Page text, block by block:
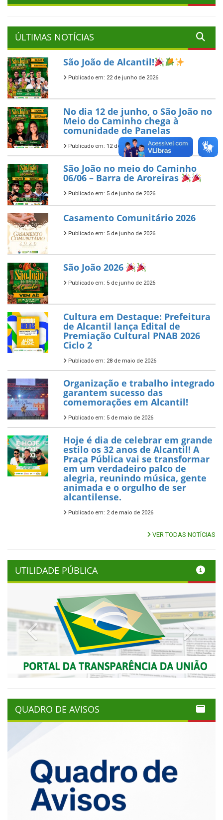
ÚLTIMAS NOTÍCIAS
São João de Alcantil!
Publicado em: 22 de junho de 2026
No dia 12 de junho, o São João no
Meio do Caminho chega à
comunidade de Panelas
Publicado em: 12 de junho de 2026
São João no meio do Caminho
06/06 – Barra de Aroreiras
Publicado em: 5 de junho de 2026
Casamento Comunitário 2026
Publicado em: 5 de junho de 2026
São João 2026
Publicado em: 5 de junho de 2026
Cultura em Destaque: Prefeitura
de Alcantil lança Edital de
Premiação Cultural PNAB 2026
Ciclo 2
Publicado em: 28 de maio de 2026
Organização e trabalho integrado
garantem sucesso das
comemorações em Alcantil!
Publicado em: 5 de maio de 2026
Hoje é dia de celebrar em grande
estilo os 32 anos de Alcantil! A
Praça Pública vai se transformar
em um verdadeiro palco de
alegria, reunindo música, gente
animada e o orgulho de ser
alcantilense.
Publicado em: 2 de maio de 2026
VER TODAS NOTÍCIAS
UTILIDADE PÚBLICA
Previous Next
QUADRO DE AVISOS